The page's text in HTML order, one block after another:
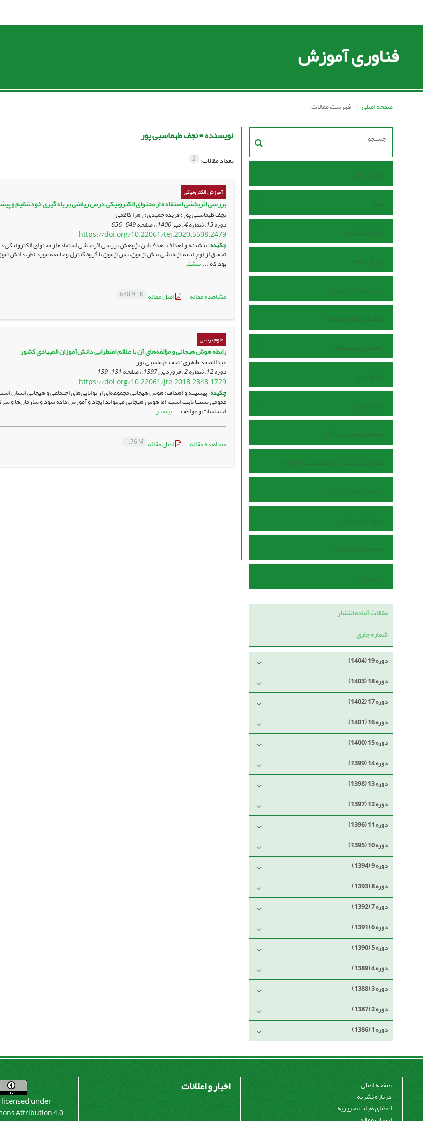
فناوری آموزش
صفحه اصلی فهرست مقالات
صفحه اصلی
مرور
اطلاعات نشریه
ارسال مقاله
اعضای هیات تحریریه
بانک ها و نمایه نامه ها
راهنمای نویسندگان
اخلاق نشر
بخش داوری
سیاست دسترسی آزاد
نظریه دسترسی آزاد بوداپست (BOAI)
خط مشی خود بایگانی
مدل تجاری ناشر
صاحب امتیاز و ناشر
تماس با ما
مقالات آماده انتشار
شماره جاری
دوره 19 (1404)
دوره 18 (1403)
دوره 17 (1402)
دوره 16 (1401)
دوره 15 (1400)
دوره 14 (1399)
دوره 13 (1398)
دوره 12 (1397)
دوره 11 (1396)
دوره 10 (1395)
دوره 9 (1394)
دوره 8 (1393)
دوره 7 (1392)
دوره 6 (1391)
دوره 5 (1390)
دوره 4 (1389)
دوره 3 (1388)
دوره 2 (1387)
دوره 1 (1386)
نویسنده =نجف طهماسبی پور
تعداد مقالات: 2
آموزش الکترونیکی
بررسی اثربخشی استفاده از محتوای الکترونیکی درس ریاضی بر یادگیری خودتنظیم و
نجف طهماسبی پور؛ فریده حمیدی؛ زهرا کاظمی
دوره 15، شماره 4 ، مهر 1400، ، صفحه 649-656
https://doi.org/10.22061/tej.2020.5508.2479
چکیده پیشینه و اهداف: هدف این پژوهش بررسی اثربخشی استفاده از محتوای
تحقیق از نوع نیمه آزمایشی پیش‌آزمون، پس‌آزمون با گروه کنترل و جامعه مورد نظر،
بود که ...بیشتر
مشاهده مقاله اصل مقاله 640.95 K
علوم تربیتی
رابطه هوش هیجانی و مؤلفه‌های آن با علائم اضطرابی دانش‌آموزان المپیادی کشور
عبدالمحمد طاهری؛ نجف طهماسبی پور
دوره 12، شماره 2 ، فروردین 1397، ، صفحه 131-139
https://doi.org/10.22061/jte.2018.2848.1729
چکیده پیشینه و اهداف: هوش هیجانی مجموعه‌ای از توانایی‌های اجتماعی و هیجانی
عمومی نسبتا ثابت است، اما هوش هیجانی می‌تواند ایجاد و آموزش داده شود و سازمان‌ها و
احساسات و عواطف ...بیشتر
مشاهده مقاله اصل مقاله 1.76 M
صفحه اصلی
درباره نشریه
اعضای هیات تحریریه
اخبار و اعلانات
under
Attribution 4.0